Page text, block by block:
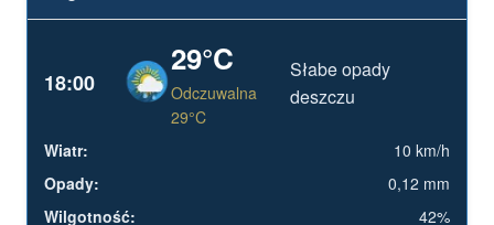
18:00
29°C
Odczuwalna
29°C
Słabe opady
deszczu
10 km/h
0,12 mm
42%